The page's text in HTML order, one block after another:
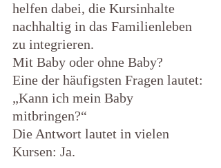
helfen dabei, die Kursinhalte
nachhaltig in das Familienleben
zu integrieren.
Mit Baby oder ohne Baby?
Eine der häufigsten Fragen lautet:
„Kann ich mein Baby
mitbringen?“
Die Antwort lautet in vielen
Kursen: Ja.